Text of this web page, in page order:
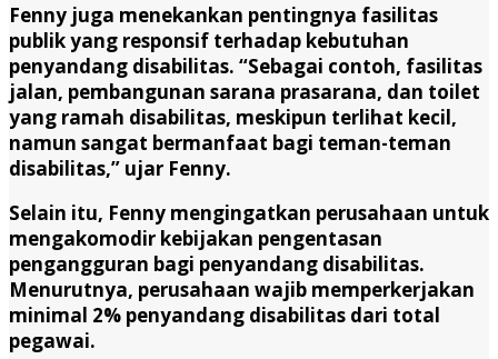
Fenny juga menekankan pentingnya fasilitas
publik yang responsif terhadap kebutuhan
penyandang disabilitas. “Sebagai contoh, fasilitas
jalan, pembangunan sarana prasarana, dan toilet
yang ramah disabilitas, meskipun terlihat kecil,
namun sangat bermanfaat bagi teman-teman
disabilitas,” ujar Fenny.
Selain itu, Fenny mengingatkan perusahaan untuk
mengakomodir kebijakan pengentasan
pengangguran bagi penyandang disabilitas.
Menurutnya, perusahaan wajib memperkerjakan
minimal 2% penyandang disabilitas dari total
pegawai.